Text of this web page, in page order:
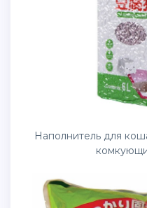
Наполнитель для